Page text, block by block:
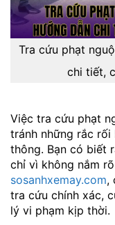
Tra cứu phạt
chi tiết,
Việc tra cứu phạt
tránh những rắc
thông. Bạn có biết
chỉ vì không nắm
sosanhxemay.com,
tra cứu chính xác,
lý vi phạm kịp thời.